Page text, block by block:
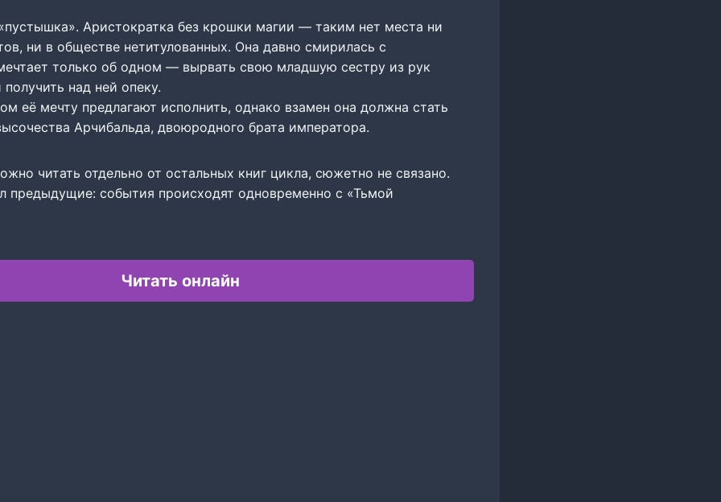
Аристократка без крошки магии — таким нет места ни
ни в обществе нетитулованных. Она давно смирилась с
только об одном — вырвать свою младшую сестру из рук
над ней опеку.
её мечту предлагают исполнить, однако взамен она должна стать
Арчибальда, двоюродного брата императора.
читать отдельно от остальных книг цикла, сюжетно не связано.
предыдущие: события происходят одновременно с «Тьмой
Читать онлайн